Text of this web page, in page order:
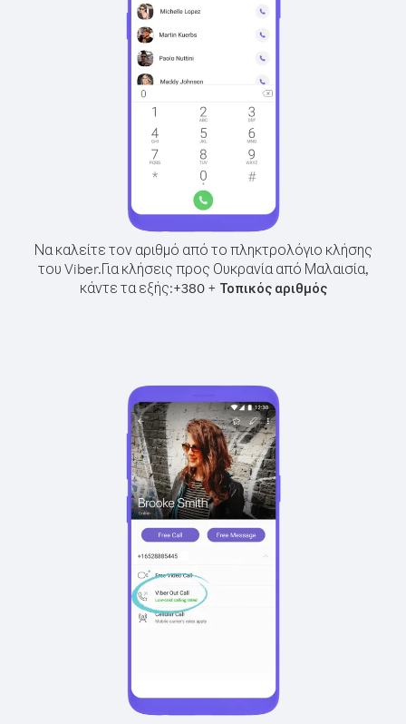
Να καλείτε τον αριθμό από το πληκτρολόγιο κλήσης
του Viber.Για κλήσεις προς Ουκρανία από Μαλαισία,
κάντε τα εξής:+380+ Τοπικός αριθμός